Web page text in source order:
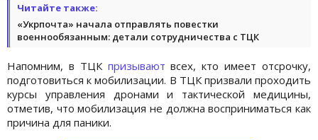
Читайте также:
«Укрпочта» начала отправлять повестки
военнообязанным: детали сотрудничества с ТЦК
Напомним, в ТЦК призывают всех, кто имеет отсрочку,
подготовиться к мобилизации. В ТЦК призвали проходить
курсы управления дронами и тактической медицины,
отметив, что мобилизация не должна восприниматься как
причина для паники.